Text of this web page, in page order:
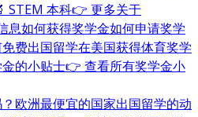
STEM 本科👉 更多关于
息如何获得奖学金如何申请奖学
费出国留学在美国获得体育奖学
的小贴士👉 查看所有奖学金小
欧洲最便宜的国家出国留学的动